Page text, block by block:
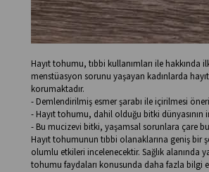
Hayıt tohumu, tıbbi kullanımları ile
menstüasyon sorunu yaşayan kadınlarda
korumaktadır.
- Demlendirilmiş esmer şarabı ile içirilmesi
- Hayıt tohumu, dahil olduğu bitki dünyasının
- Bu mucizevi bitki, yaşamsal sorunlara çare
Hayıt tohumunun tıbbi olanaklarına geniş bir
olumlu etkileri incelenecektir. Sağlık alanında
tohumu faydaları konusunda daha fazla bilgi